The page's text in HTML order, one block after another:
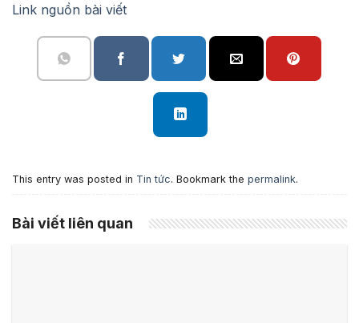
Link nguồn bài viết
This entry was posted in Tin tức. Bookmark the permalink.
Bài viết liên quan